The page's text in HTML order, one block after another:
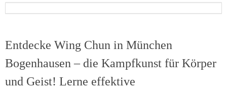
Entdecke Wing Chun in München
Bogenhausen – die Kampfkunst für Körper
und Geist! Lerne effektive